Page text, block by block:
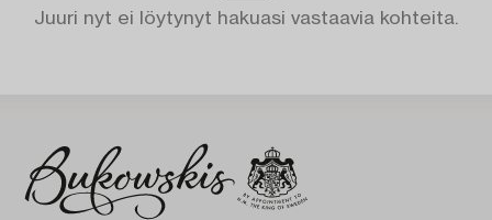
Juuri nyt ei löytynyt hakuasi vastaavia kohteita.